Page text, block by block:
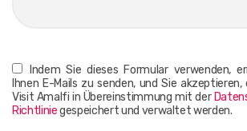
Indem Sie dieses Formular verwenden,
Ihnen E-Mails zu senden, und Sie
Visit Amalfi in Übereinstimmung mit der
Richtliniegespeichert und verwaltet werden.